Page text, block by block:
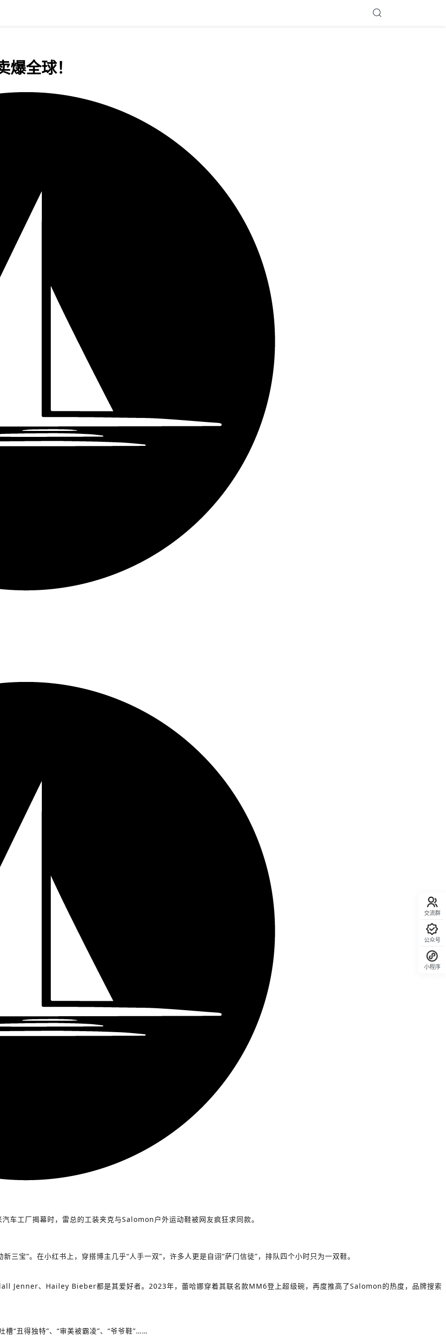
全球！
车工厂揭幕时，雷总的工装夹克与Salomon户外运动鞋被网友疯狂求同款。
三宝”。 在小红书上，穿搭博主几乎“人手一双”，许多人更是自诩“萨门信徒”，排队四个小时只为一双鞋。
Jenner、Hailey Bieber都是其爱好者。2023年，蕾哈娜穿着其联名款MM6登上超级碗，再度推高了Salomon的热度，品牌搜索
“丑得独特”、“审美被霸凌”、“爷爷鞋”……
交流群
公众号
小程序